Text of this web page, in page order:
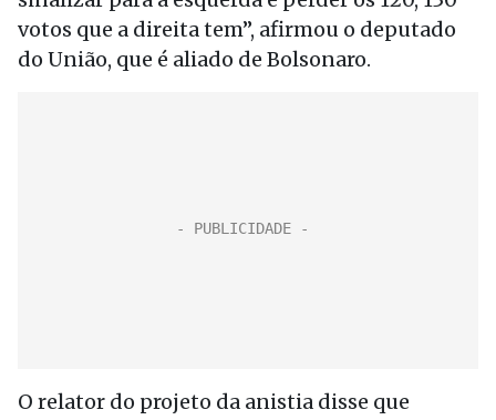
votos que a direita tem”, afirmou o deputado
do União, que é aliado de Bolsonaro.
O relator do projeto da anistia disse que